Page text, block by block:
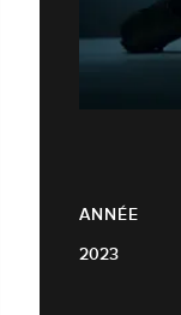
ANNÉE
2023